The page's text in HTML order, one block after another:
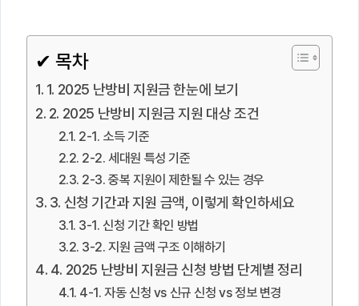
✔ 목차
1. 2025 난방비 지원금 한눈에 보기
2. 2025 난방비 지원금 지원 대상 조건
2-1. 소득 기준
2-2. 세대원 특성 기준
2-3. 중복 지원이 제한될 수 있는 경우
3. 신청 기간과 지원 금액, 이렇게 확인하세요
3-1. 신청 기간 확인 방법
3-2. 지원 금액 구조 이해하기
4. 2025 난방비 지원금 신청 방법 단계별 정리
4-1. 자동 신청 vs 신규 신청 vs 정보 변경